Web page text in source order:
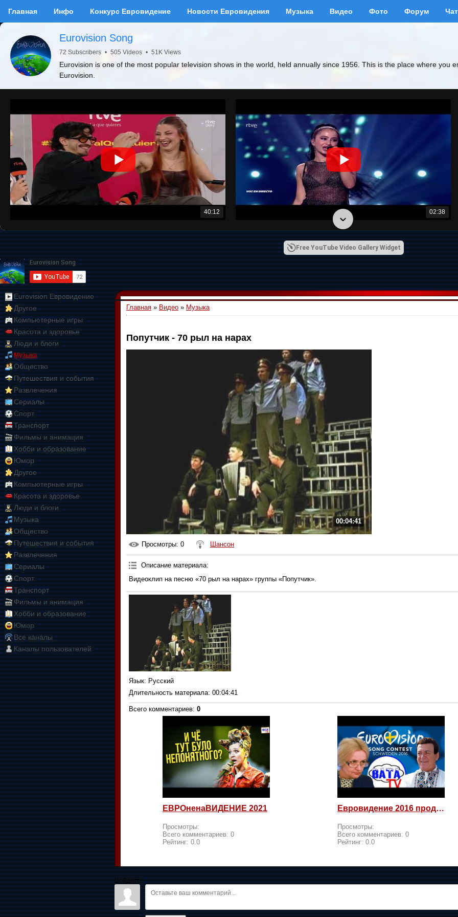
Главная Инфо Конкурс Евровидение Новости Евровидения Музыка Видео Фото Форум Чат
Eurovision Song
72 Subscribers • 505 Videos • 51K Views
Eurovision is one of the most popular television shows in the world, held annually since 1956. This is the place where you
Eurovision.
40:12 02:38
Free YouTube Video Gallery Widget
Eurovision Евровидение
Другое
Компьютерные игры
Красота и здоровье
Люди и блоги
Музыка
Общество
Путешествия и события
Развлечения
Сериалы
Спорт
Транспорт
Фильмы и анимация
Хобби и образование
Юмор
Другое
Компьютерные игры
Красота и здоровье
Люди и блоги
Музыка
Общество
Путешествия и события
Развлечения
Сериалы
Спорт
Транспорт
Фильмы и анимация
Хобби и образование
Юмор
Все каналы
Каналы пользователей
Главная » Видео » Музыка
Попутчик - 70 рыл на нарах
00:04:41
Просмотры: 0 Шансон
Описание материала:
Видеоклип на песню «70 рыл на нарах» группы «Попутчик».
Язык: Русский
Длительность материала: 00:04:41
Всего комментариев: 0
ЕВРОненаВИДЕНИЕ 2021
Просмотры:
Всего комментариев: 0
Рейтинг: 0.0
Евровидение 2016 продолжается! Россия возмущается и посылает
Просмотры:
Всего комментариев: 0
Рейтинг: 0.0
Войдите: